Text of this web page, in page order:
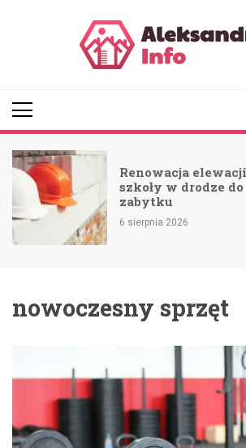
Renowacja
szkoły w drodze
zabytku
6 sierpnia 2026
nowoczesny sprzęt